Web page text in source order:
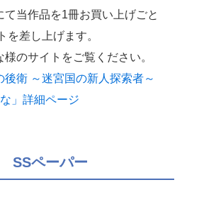
て当作品を1冊お買い上げごと
を差し上げます。
のサイトをご覧ください。
衛 ～迷宮国の新人探索者～
」詳細ページ
SSペーパー